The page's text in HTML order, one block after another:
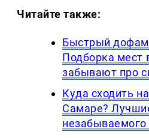
Читайте также:
Быстрый
Подборка мест
забывают про
Куда сходить
Самаре?
незабываемого